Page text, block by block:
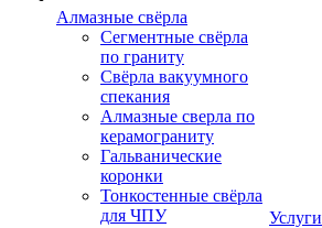
Алмазные свёрла
Сегментные свёрла
по граниту
Свёрла вакуумного
спекания
Алмазные сверла по
керамограниту
Гальванические
коронки
Тонкостенные свёрла
для ЧПУ
Услуги